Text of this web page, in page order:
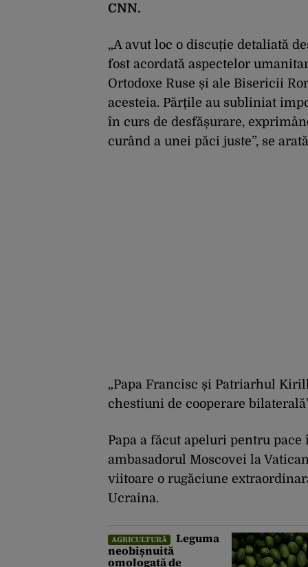
CNN.
„A avut loc o discuție detaliată
fost acordată aspectelor
Ortodoxe Ruse și ale Bisericii
acesteia. Părțile au subliniat
în curs de desfășurare,
curând a unei păci juste”, se
„Papa Francisc și Patriarhul
chestiuni de cooperare
Papa a făcut apeluri pentru
ambasadorul Moscovei la
viitoare o rugăciune
Ucraina.
AGRICULTURĂ
Leguma
neobișnuită
omologată de